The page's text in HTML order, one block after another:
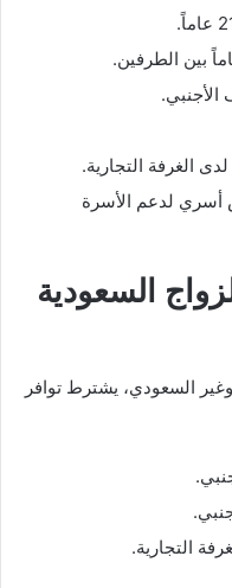
الغرفة التجارية.
أسري لدعم الأسرة
السعودية
وغير السعودي، يشترط توافر
التجارية.